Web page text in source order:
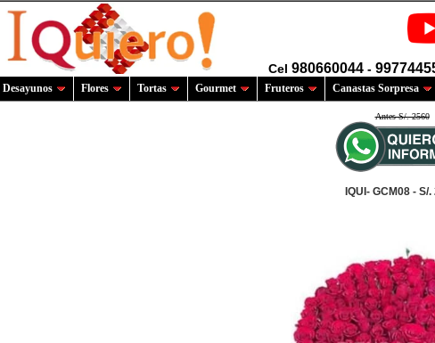
Cel 980660044 -
Desayunos Flores Tortas Gourmet Fruteros Canastas Sorpresa
Antes S/. 2560
IQUI- GCM08 - S/